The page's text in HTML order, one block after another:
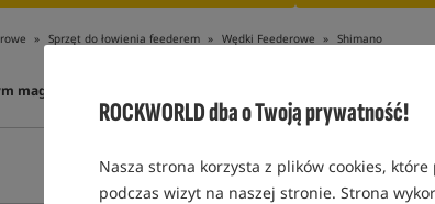
ROCKWORLD dba o Twoją prywatność!
Nasza strona korzysta z plików cookies,
podczas wizyt na naszej stronie. Strona
Sprzęt do łowienia feederem Wędki Feederowe Shimano
magazynie"